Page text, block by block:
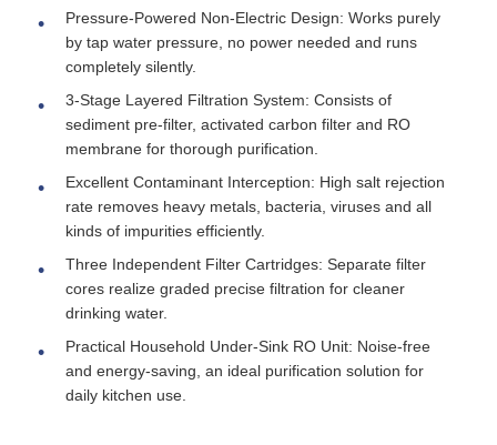
O nas
Wycieczka po fabryce
Kontrola jakości
Skontaktuj się z nami
Aktualności
Systemy RO
Pressure-Powered Non-Electric Design: Works purely
by tap water pressure, no power needed and runs
completely silently.
3-Stage Layered Filtration System: Consists of
sediment pre-filter, activated carbon filter and RO
membrane for thorough purification.
Excellent Contaminant Interception: High salt rejection
rate removes heavy metals, bacteria, viruses and all
kinds of impurities efficiently.
Three Independent Filter Cartridges: Separate filter
cores realize graded precise filtration for cleaner
drinking water.
Practical Household Under-Sink RO Unit: Noise-free
and energy-saving, an ideal purification solution for
daily kitchen use.